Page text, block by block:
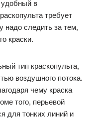
удобный в
требует
надо следить за тем,
краски.
тип краскопульта,
воздушного потока.
чему краска
того, перьевой
для тонких линий и